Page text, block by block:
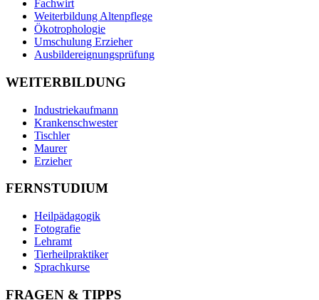
Fachwirt
Weiterbildung Altenpflege
Ökotrophologie
Umschulung Erzieher
Ausbildereignungsprüfung
WEITERBILDUNG
Industriekaufmann
Krankenschwester
Tischler
Maurer
Erzieher
FERNSTUDIUM
Heilpädagogik
Fotografie
Lehramt
Tierheilpraktiker
Sprachkurse
FRAGEN & TIPPS